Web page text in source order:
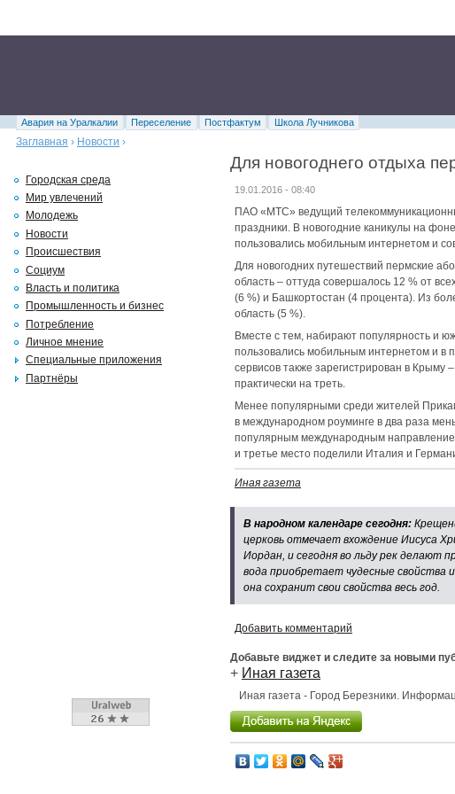
Авария на Уралкалии Переселение Постфактум
Школа Лучникова
Заглавная › Новости ›
Для новогоднего отдыха
19.01.2016 - 08:40
ПАО «МТС» ведущий
праздники. В новогодние каникулы на
пользовались мобильным интернетом и
Для новогодних путешествий пермские
область – оттуда совершалось 12 % от
(6 %) и Башкортостан (4 процента). Из
область (5 %).
Вместе с тем, набирают популярность и
пользовались мобильным интернетом и в
сервисов также зарегистрирован в Крыму
практически на треть.
Менее популярными среди жителей
в международном роуминге в два раза
популярным международным
и третье место поделили Италия и
Иная газета
В народном календаре сегодня:
церковь отмечает вхождение Иисуса
Иордан, и сегодня во льду рек делают
вода приобретает чудесные свойства
она сохранит свои свойства весь год.
Добавить комментарий
Добавьте виджет и следите за новыми
+ Иная газета
Иная газета - Город Березники.
Городская среда
Мир увлечений
Молодежь
Новости
Происшествия
Социум
Власть и политика
Промышленность и бизнес
Потребление
Личное мнение
Специальные приложения
Партнёры